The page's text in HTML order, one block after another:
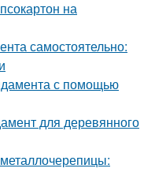
на
самостоятельно:
с помощью
для деревянного